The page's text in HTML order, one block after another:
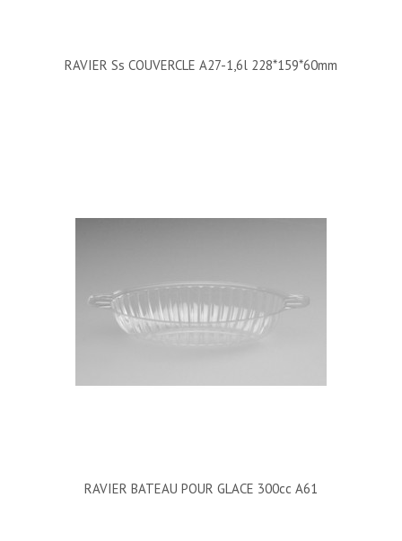
RAVIER Ss COUVERCLE A27-1,6l 228*159*60mm
RAVIER BATEAU POUR GLACE 300cc A61